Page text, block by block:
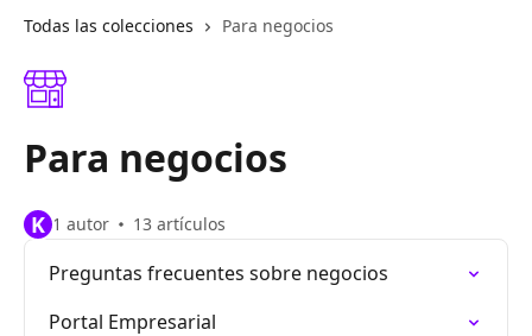
Todas las colecciones Para negocios
Para negocios
K 1 autor 13 artículos
Preguntas frecuentes sobre negocios
Portal Empresarial